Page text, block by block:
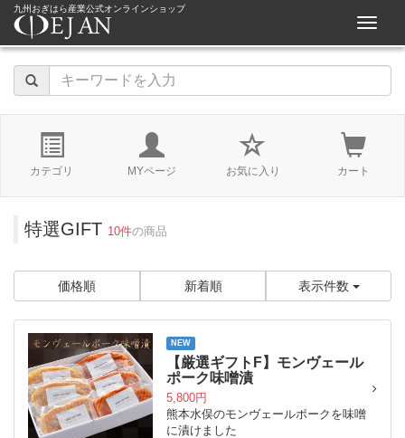
九州おぎはら産業公式オンラインショップ
カテゴリ MYページ お気に入り カート
特選GIFT 10件の商品
価格順 新着順 表示件数
NEW
【厳選ギフトF】モンヴェール
ポーク味噌漬
5,800円
熊本水俣のモンヴェールポークを味噌
に漬けました